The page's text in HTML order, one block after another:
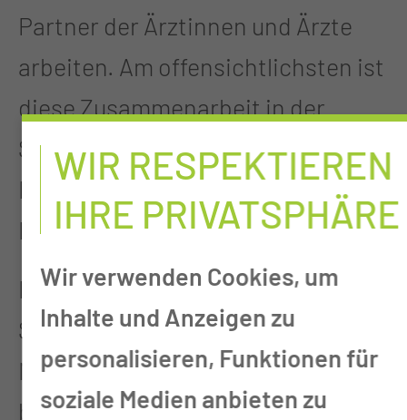
Partner der Ärztinnen und Ärzte
arbeiten. Am offensichtlichsten ist
diese Zusammenarbeit in der
Strahlentherapie,
Röntgendiagnostik und
Nuklearmedizin.
In der Abteilung Medizinische
Strahlenphysik sind derzeit sechs
Medizinphysikexperten
beschäftigt. Neben den Aufgaben
WIR RESPEKTIEREN
IHRE PRIVATSPHÄRE
Wir verwenden Cookies, um
Inhalte und Anzeigen zu
personalisieren, Funktionen für
soziale Medien anbieten zu